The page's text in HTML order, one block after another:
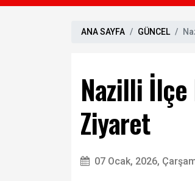
ANA SAYFA GÜNCEL
Nazilli İlçe
Ziyaret
07 Ocak, 2026,